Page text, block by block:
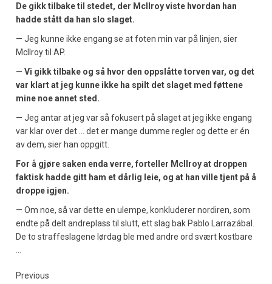
De gikk tilbake til stedet, der McIlroy viste hvordan han
hadde stått da han slo slaget.
— Jeg kunne ikke engang se at foten min var på linjen, sier
McIlroy til AP.
— Vi gikk tilbake og så hvor den oppslåtte torven var, og det
var klart at jeg kunne ikke ha spilt det slaget med føttene
mine noe annet sted.
— Jeg antar at jeg var så fokusert på slaget at jeg ikke engang
var klar over det … det er mange dumme regler og dette er én
av dem, sier han oppgitt.
For å gjøre saken enda verre, forteller McIlroy at droppen
faktisk hadde gitt ham et dårlig leie, og at han ville tjent på å
droppe igjen.
— Om noe, så var dette en ulempe, konkluderer nordiren, som
endte på delt andreplass til slutt, ett slag bak Pablo Larrazábal.
De to straffeslagene lørdag ble med andre ord svært kostbare
…
Previous